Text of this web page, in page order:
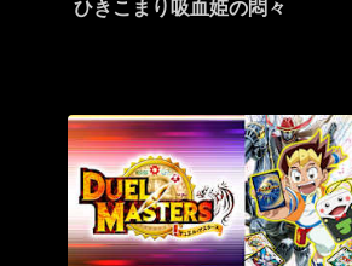
ひきこまり吸血姫の悶々